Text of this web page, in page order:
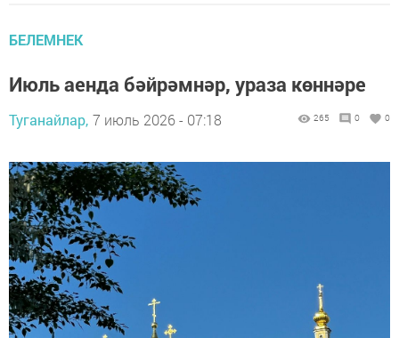
БЕЛЕМНЕК
Июль аенда бәйрәмнәр, ураза көннәре
Туганайлар, 7 июль 2026 - 07:18 265 0 0